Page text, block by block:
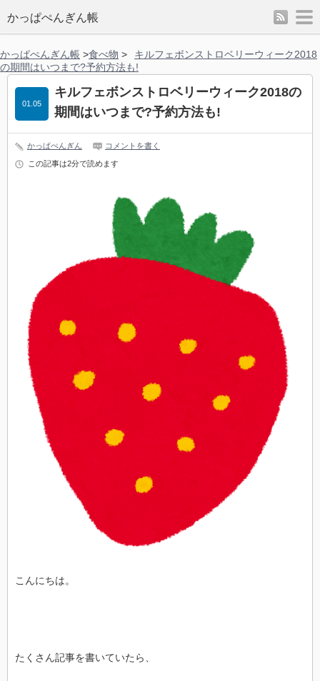
かっぱぺんぎん帳 rss
かっぱぺんぎん帳 >食べ物 >
キルフェボンストロベリーウィーク2018
の期間はいつまで?予約方法も!
キルフェボンストロベリーウィーク2018の
期間はいつまで?予約方法も!
01.05
かっぱぺんぎん コメントを書く
この記事は2分で読めます
こんにちは。
たくさん記事を書いていたら、